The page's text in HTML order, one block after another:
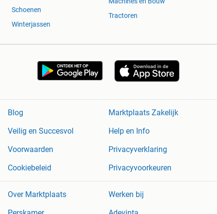
Schoenen
Winterjassen
Tractoren
Blog
Marktplaats Zakelijk
Veilig en Succesvol
Help en Info
Voorwaarden
Privacyverklaring
Cookiebeleid
Privacyvoorkeuren
Over Marktplaats
Werken bij